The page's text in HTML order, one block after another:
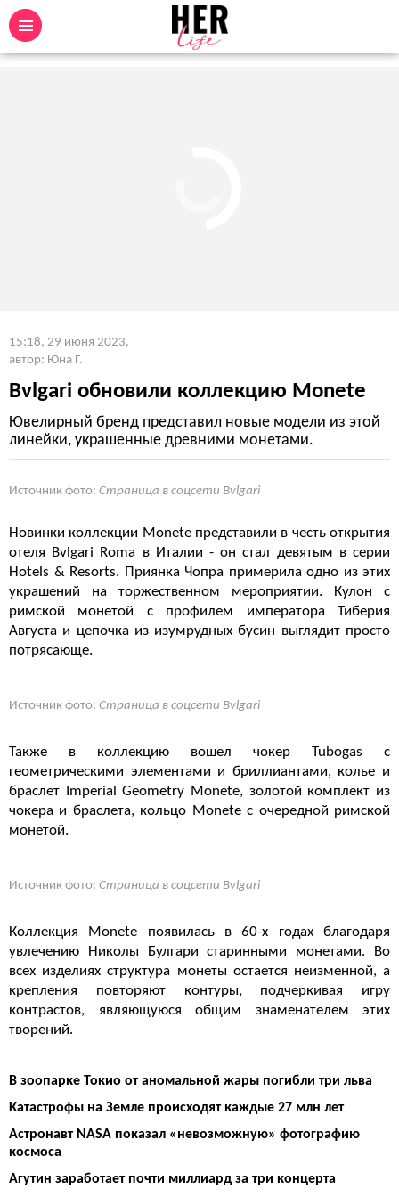
15:18, 29 июня 2023,
автор: Юна Г.
Bvlgari обновили коллекцию Monete
Ювелирный бренд представил новые модели из этой
линейки, украшенные древними монетами.
Источник фото: Страница в соцсети Bvlgari
Новинки коллекции Monete представили в честь открытия
отеля Bvlgari Roma в Италии - он стал девятым в серии
Hotels & Resorts. Приянка Чопра примерила одно из этих
украшений на торжественном мероприятии. Кулон с
римской монетой с профилем императора Тиберия
Августа и цепочка из изумрудных бусин выглядит просто
потрясающе.
Источник фото: Страница в соцсети Bvlgari
Также в коллекцию вошел чокер Tubogas с
геометрическими элементами и бриллиантами, колье и
браслет Imperial Geometry Monete, золотой комплект из
чокера и браслета, кольцо Monete с очередной римской
монетой.
Источник фото: Страница в соцсети Bvlgari
Коллекция Monete появилась в 60-х годах благодаря
увлечению Николы Булгари старинными монетами. Во
всех изделиях структура монеты остается неизменной, а
крепления повторяют контуры, подчеркивая игру
контрастов, являющуюся общим знаменателем этих
творений.
В зоопарке Токио от аномальной жары погибли три льва
Катастрофы на Земле происходят каждые 27 млн лет
Астронавт NASA показал «невозможную» фотографию
космоса
Агутин заработает почти миллиард за три концерта